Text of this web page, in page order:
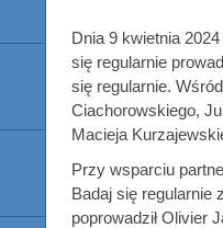
Dnia 9 kwietnia
się regularnie
się regularnie.
Ciachorowskiego,
Macieja
Przy wsparciu
Badaj się regularnie
poprowadził Olivier